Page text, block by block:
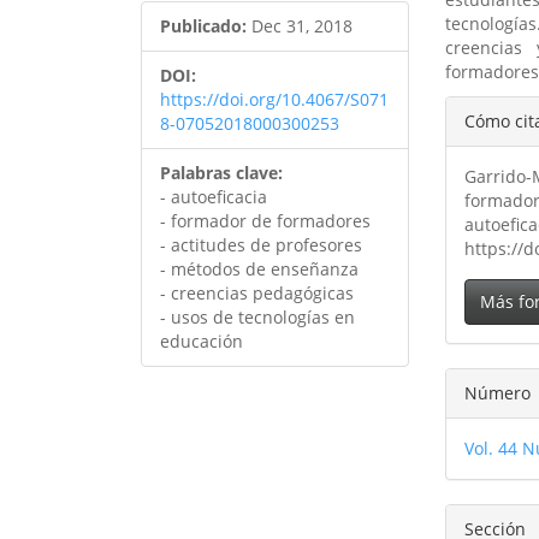
Publicado: Dec 31, 2018
DOI:
https://doi.org/10.4067/S071
8-07052018000300253
Palabras clave:
- autoeficacia
- formador de formadores
- actitudes de profesores
- métodos de enseñanza
- creencias pedagógicas
- usos de tecnologías en
educación
del
Cómo
Garrido-
https://
Más
Número
Vol. 44
Sección